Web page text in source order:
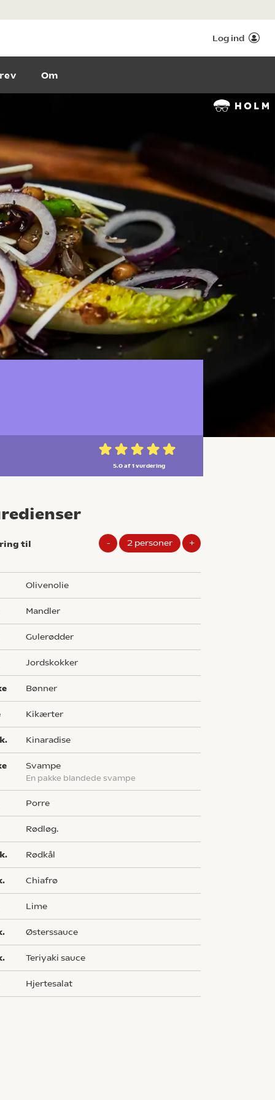
Log ind
Om
5.0 af 1vurdering
til - 2 personer +
olivenolie
mandler
gulerødder
jordskokker
bønner
kikærter
kinaradise
svampe
En pakke blandede svampe
porre
rødløg.
rødkål
chiafrø
lime
østerssauce
teriyaki sauce
hjertesalat